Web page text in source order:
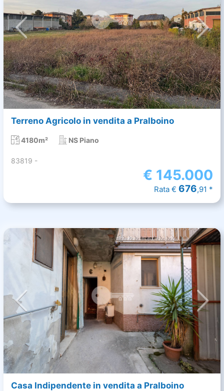
Terreno Agricolo in vendita a Pralboino
4180m² NS Piano
83819 -
€ 145.000
Rata € 676,91 *
Casa Indipendente in vendita a Pralboino